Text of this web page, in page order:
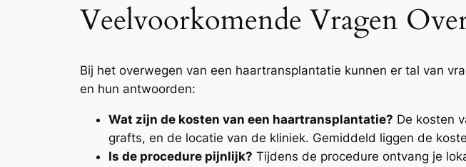
Veelvoorkomende Vragen
Bij het overwegen van een haartransplantatie kunnen er tal van
en hun antwoorden:
Wat zijn de kosten van een haartransplantatie? De kosten
grafts, en de locatie van de kliniek. Gemiddeld liggen de
Is de procedure pijnlijk? Tijdens de procedure ontvang je